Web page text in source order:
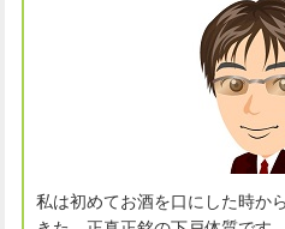
私は初めてお酒を口にした時か